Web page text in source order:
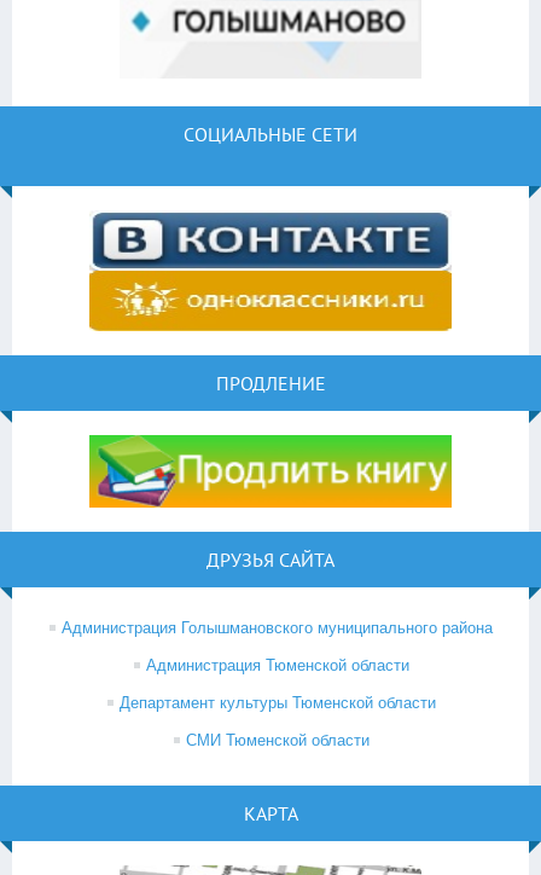
СОЦИАЛЬНЫЕ СЕТИ
ПРОДЛЕНИЕ
ДРУЗЬЯ САЙТА
Администрация Голышмановского муниципального района
Администрация Тюменской области
Департамент культуры Тюменской области
СМИ Тюменской области
КАРТА